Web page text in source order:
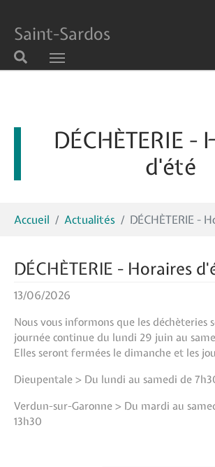
Saint-Sardos
DÉCHÈTERIE -
d'été
Accueil Actualités DÉCHÈTERIE -
DÉCHÈTERIE - Horaires
13/06/2026
Nous vous informons que les déchèteries
journée continue du lundi 29 juin au
Elles seront fermées le dimanche et les
Dieupentale > Du lundi au samedi de
Verdun-sur-Garonne > Du mardi au
13h30